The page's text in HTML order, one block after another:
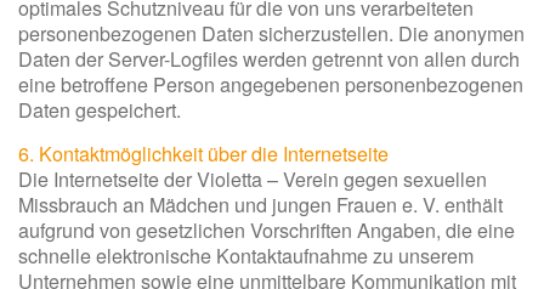
optimales Schutzniveau für die von uns verarbeiteten
personenbezogenen Daten sicherzustellen. Die anonymen
Daten der Server-Logfiles werden getrennt von allen durch
eine betroffene Person angegebenen personenbezogenen
Daten gespeichert.
6. Kontaktmöglichkeit über die Internetseite
Die Internetseite der Violetta – Verein gegen sexuellen
Missbrauch an Mädchen und jungen Frauen e. V. enthält
aufgrund von gesetzlichen Vorschriften Angaben, die eine
schnelle elektronische Kontaktaufnahme zu unserem
Unternehmen sowie eine unmittelbare Kommunikation mit